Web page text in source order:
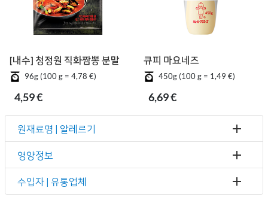
[내수] 청정원 직화짬뽕 분말
96g (100 g = 4,78 €)
4,59 €
큐피 마요네즈
450g (100 g = 1,49 €)
6,69 €
원재료명 | 알레르기
영양정보
수입자 | 유통업체